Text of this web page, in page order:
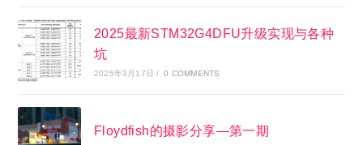
2025最新STM32G4DFU升级实现与各种
坑
2025年3月17日 / 0 COMMENTS
Floydfish的摄影分享—第一期